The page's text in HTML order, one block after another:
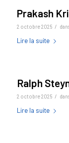
Prakash
2 octobre 2025 /
Lire la suite
Ralph
2 octobre 2025 /
Lire la suite